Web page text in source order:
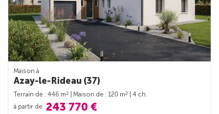
Maison à
Azay-le-Rideau (37)
Terrain de : 446 m2 | Maison de : 120 m2
| 4 ch.
à partir de 243 770 €